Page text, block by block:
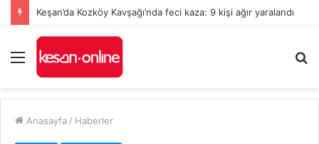
Keşan’da Kozköy Kavşağı’nda feci kaza: 9 kişi ağır yaralandı
Menü
...
Anasayfa / Haberler